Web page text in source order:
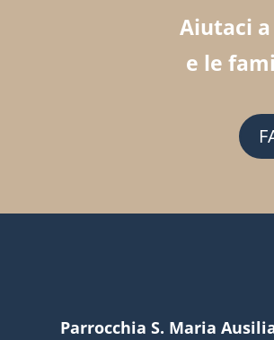
Aiutaci
e le
Parrocchia S. Maria